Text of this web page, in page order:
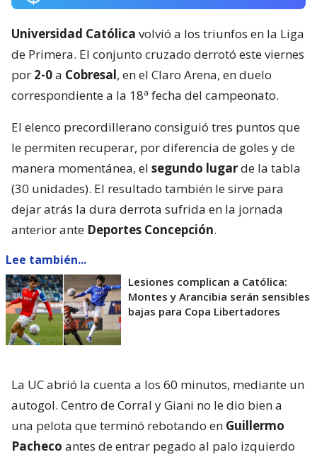
Universidad Católica volvió a los triunfos en la Liga
de Primera. El conjunto cruzado derrotó este viernes
por 2-0a Cobresal, en el Claro Arena, en duelo
correspondiente a la 18ª fecha del campeonato.
El elenco precordillerano consiguió tres puntos que
le permiten recuperar, por diferencia de goles y de
manera momentánea, el segundo lugarde la tabla
(30 unidades). El resultado también le sirve para
dejar atrás la dura derrota sufrida en la jornada
anterior ante Deportes Concepción.
Lee también...
Lesiones complican a Católica:
Montes y Arancibia serán sensibles
bajas para Copa Libertadores
La UC abrió la cuenta a los 60 minutos, mediante un
autogol. Centro de Corral y Giani no le dio bien a
una pelota que terminó rebotando en Guillermo
Pacheco antes de entrar pegado al palo izquierdo